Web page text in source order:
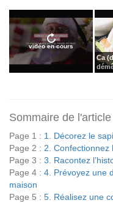
vidéo en cours
Ca
Sommaire de l'article
Page 1 : 1. Décorez le
Page 2 : 2. Confectionnez
Page 3 : 3. Racontez
Page 4 : 4. Prévoyez une
maison
Page 5 : 5. Réalisez une